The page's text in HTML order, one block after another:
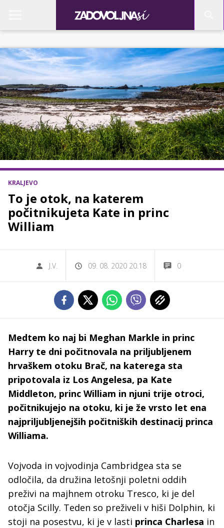
KRALJEVO
To je otok, na katerem
počitnikujeta Kate in princ
William
J.V. 09. 08. 2020 20.18 0
Medtem ko naj bi Meghan Markle in princ
Harry te dni počitnovala na priljubljenem
hrvaškem otoku Brač, na katerega sta
pripotovala iz Los Angelesa, pa Kate
Middleton, princ William in njuni trije otroci,
počitnikujejo na otoku, ki je že vrsto let ena
najpriljubljenejših počitniških destinacij princa
Williama.
Vojvoda in vojvodinja Cambridgea sta se
odločila, da družina letošnji poletni oddih
preživi na majhnem otroku Tresco, ki je del
otočja Scilly. Teden so preživeli v hiši Dolphin, ki
stoji na posestvu, ki je v lasti princa Charlesa in